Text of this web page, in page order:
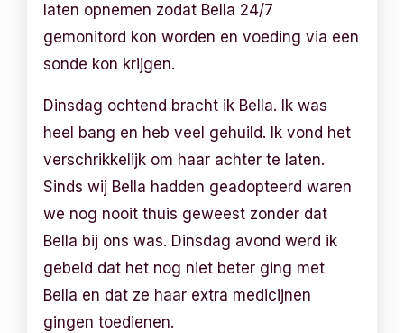
laten opnemen zodat Bella 24/7
gemonitord kon worden en voeding via een
sonde kon krijgen.
Dinsdag ochtend bracht ik Bella. Ik was
heel bang en heb veel gehuild. Ik vond het
verschrikkelijk om haar achter te laten.
Sinds wij Bella hadden geadopteerd waren
we nog nooit thuis geweest zonder dat
Bella bij ons was. Dinsdag avond werd ik
gebeld dat het nog niet beter ging met
Bella en dat ze haar extra medicijnen
gingen toedienen.